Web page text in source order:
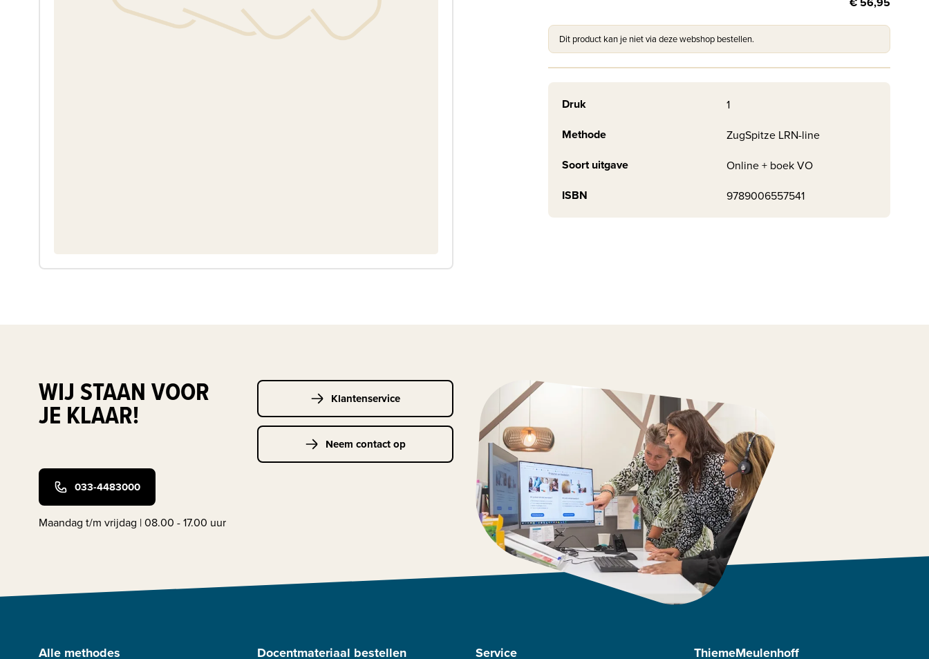
Dit product kan je niet via deze webshop bestellen.
Druk 1
Methode ZugSpitze LRN-line
Soort uitgave Online + boek VO
ISBN 9789006557541
WIJ STAAN VOOR
JE KLAAR!
033-4483000
Maandag t/m vrijdag | 08.00 - 17.00 uur
Klantenservice
Neem contact op
Alle methodes Docentmateriaal bestellen Service ThiemeMeulenhoff